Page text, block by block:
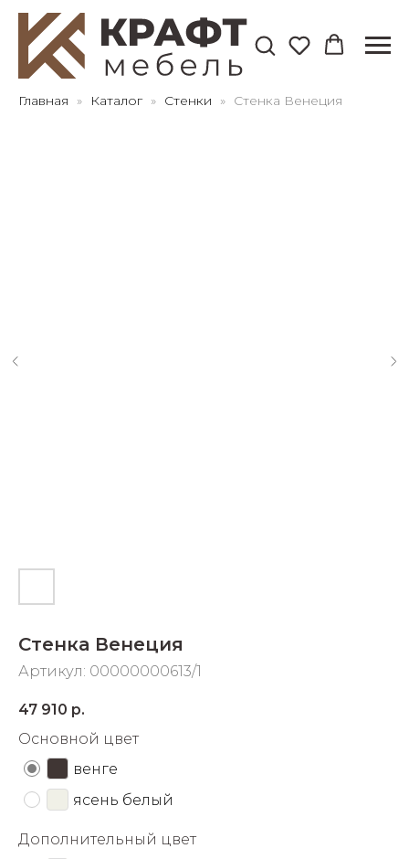
Главная Каталог Стенки Стенка Венеция
Стенка Венеция
Артикул: 00000000613/1
47 910 р.
Основной цвет
венге
ясень белый
Дополнительный цвет
75% будут
по
Подробнее
об оплате Плайтом